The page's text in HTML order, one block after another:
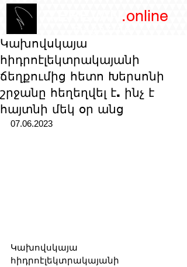
.online
Կախովսկայա
հիդրոէլեկտրակայանի
ճեղքումից հետո Խերսոնի
շրջանը հեղեղվել է. ինչ է
հայտնի մեկ օր անց
07.06.2023
Կախովսկայա
հիդրոէլեկտրակայանի